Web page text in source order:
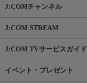
J:COMチャンネル
J:COM STREAM
J:COM TVサービスガイド
イベント・プレゼント